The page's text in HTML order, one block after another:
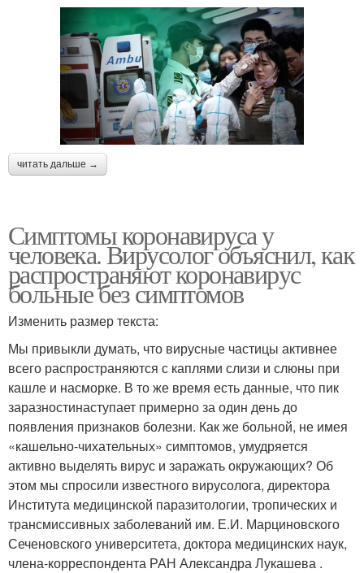
читать дальше →
Симптомы коронавируса у
человека. Вирусолог объяснил, как
распространяют коронавирус
больные без симптомов
Изменить размер текста:
Мы привыкли думать, что вирусные частицы активнее
всего распространяются с каплями слизи и слюны при
кашле и насморке. В то же время есть данные, что пик
заразностинаступает примерно за один день до
появления признаков болезни. Как же больной, не имея
«кашельно-чихательных» симптомов, умудряется
активно выделять вирус и заражать окружающих? Об
этом мы спросили известного вирусолога, директора
Института медицинской паразитологии, тропических и
трансмиссивных заболеваний им. Е.И. Марциновского
Сеченовского университета, доктора медицинских наук,
члена-корреспондента РАН Александра Лукашева .